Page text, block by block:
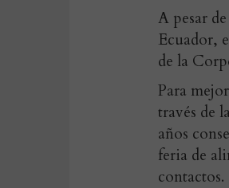
A pesar
Ecuador,
de la
Para
través de
años
feria de
contactos.